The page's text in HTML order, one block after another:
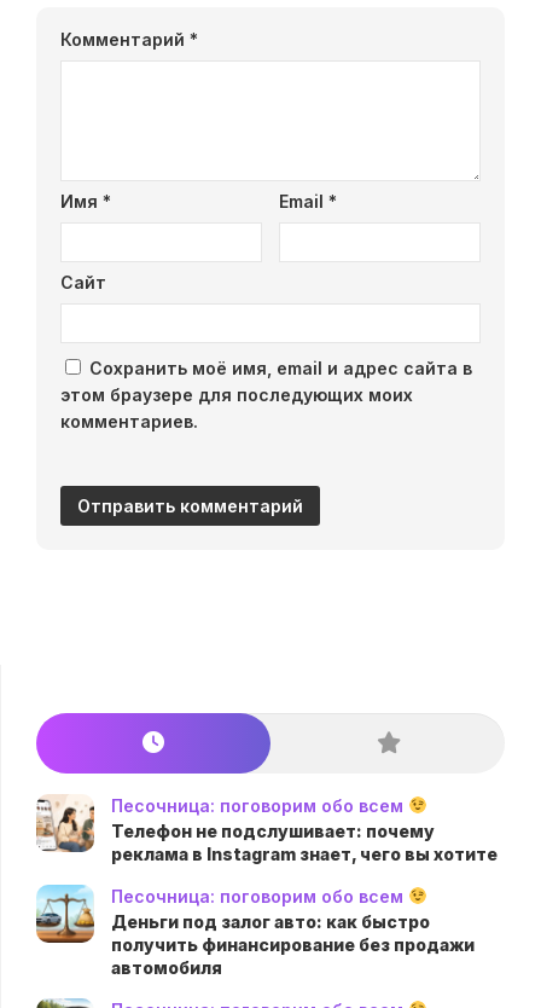
Комментарий *
Имя * Email *
Сайт
Сохранить моё имя, email и адрес сайта в
этом браузере для последующих моих
комментариев.
Песочница: поговорим обо всем
Телефон не подслушивает: почему
реклама в Instagram знает, чего вы хотите
Песочница: поговорим обо всем
Деньги под залог авто: как быстро
получить финансирование без продажи
автомобиля